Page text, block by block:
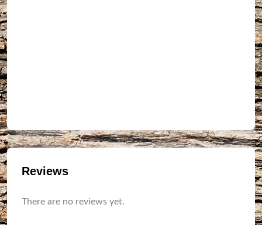
Reviews
There are no reviews yet.